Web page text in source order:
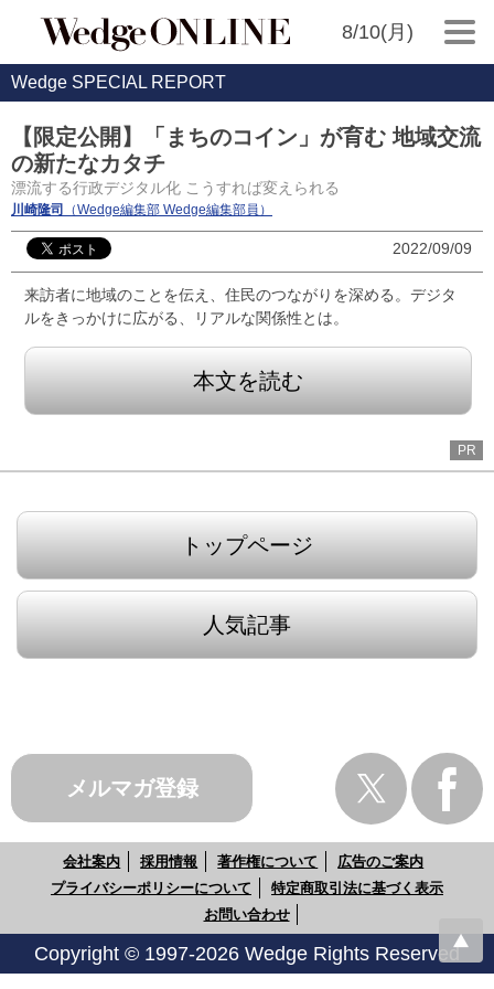
8/10(月)
Wedge SPECIAL REPORT
【限定公開】「まちのコイン」が育む 地域交流
の新たなカタチ
漂流する行政デジタル化 こうすれば変えられる
川崎隆司 （Wedge編集部 Wedge編集部員）
2022/09/09
来訪者に地域のことを伝え、住民のつながりを深める。デジタ
ルをきっかけに広がる、リアルな関係性とは。
本文を読む
PR
トップページ
人気記事
メルマガ登録
会社案内 採用情報 著作権について
広告のご案内
プライバシーポリシーについて
特定商取引法に基づく表示
お問い合わせ
Copyright © 1997-2026 Wedge Rights Reserved